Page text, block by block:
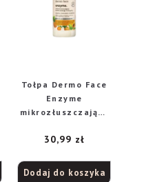
Tołpa Dermo Face
Enzyme
mikrozłuszczający
ml
30,99 zł
Dodaj do koszyka